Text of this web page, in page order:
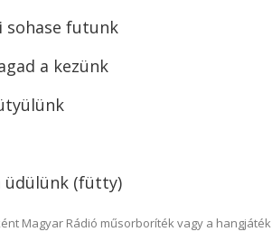
sohase futunk
a kezünk
üdülünk (fütty)
Magyar Rádió műsorboríték vagy a hangjáték